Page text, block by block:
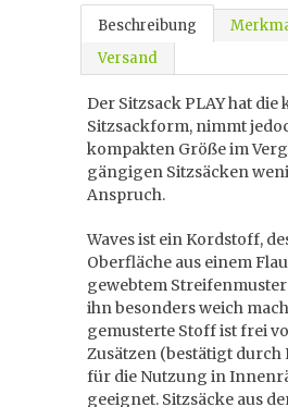
Beschreibung
Versand
Der Sitzsack PLAY hat die
Sitzsackform, nimmt
kompakten Größe im
gängigen Sitzsäcken
Anspruch.
Waves ist ein Kordstoff,
Oberfläche aus einem
gewebtem
ihn besonders weich
gemusterte Stoff ist frei
Zusätzen (bestätigt durch
für die Nutzung in
geeignet. Sitzsäcke aus